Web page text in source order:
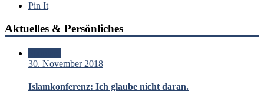
Pin It
Aktuelles & Persönliches
30. November 2018
Islamkonferenz: Ich glaube nicht daran.